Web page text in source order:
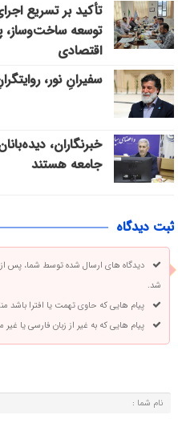
تأکید بر تسریع
توسعه ساخت‌وساز،
اقتصادی
سفیرانِ نور،
خبرنگاران،
جامعه هستند
ثبت دیدگاه
دیدگاه های ارسال شده توسط شما، پس
شد.
پیام هایی که حاوی تهمت یا افترا باشد
پیام هایی که به غیر از زبان فارسی یا